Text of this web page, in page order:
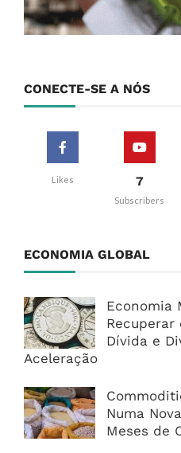
CONECTE-SE A NÓS
Likes 7
Subscribers
ECONOMIA GLOBAL
Economia
Recuperar
Dívida e
Aceleração
Numa
Meses de